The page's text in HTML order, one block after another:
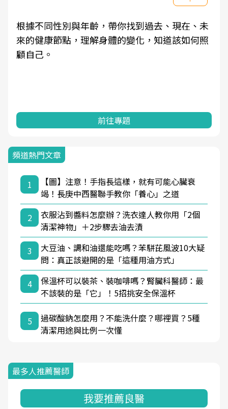
根據不同性別與年齡，帶你找到過去、現在、未
來的健康節點，理解身體的變化，知道該如何照
顧自己。
前往專題
頻道熱門文章
1
【圖】注意！手指長這樣，就有可能心臟衰
竭！長庚中西醫聯手教你「養心」之道
2
衣服沾到醬料怎麼辦？洗衣達人教你用「2個
清潔神物」＋2步驟去油去漬
3
大豆油、調和油還能吃嗎？苯駢芘風波10大疑
問：真正該避開的是「這種用油方式」
4
保溫杯可以裝茶、裝咖啡嗎？腎臟科醫師：最
不該裝的是「它」！5招挑安全保溫杯
5
過碳酸鈉怎麼用？不能洗什麼？哪裡買？5種
清潔用途與比例一次懂
最多人推薦醫師
我要推薦良醫